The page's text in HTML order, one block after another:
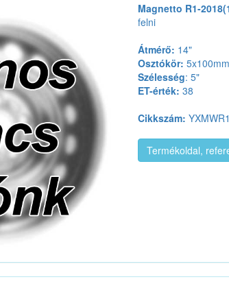
Magnetto R1-
felni
Átmérő: 14"
Osztókör: 5x100mm
Szélesség: 5"
ET-érték: 38
Cikkszám:
Termékoldal,